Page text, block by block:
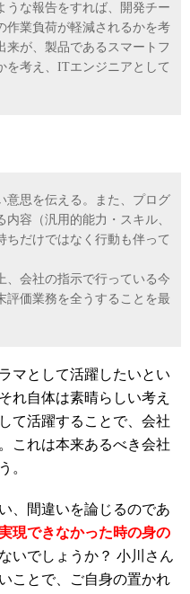
うな報告をすれば、開発チー
作業負荷が軽減されるかを考
来が、製品であるスマートフ
を考え、ITエンジニアとして
意思を伝える。また、プログ
容（汎用的能力・スキル、
ちだけではなく行動も伴って
、会社の指示で行っている今
評価業務を全うすることを最
マとして活躍したいとい
れ自体は素晴らしい考え
て活躍することで、会社
これは本来あるべき会社
。
、間違いを論じるのであ
現できなかった時の身の
いでしょうか？ 小川さん
ことで、ご自身の置かれ